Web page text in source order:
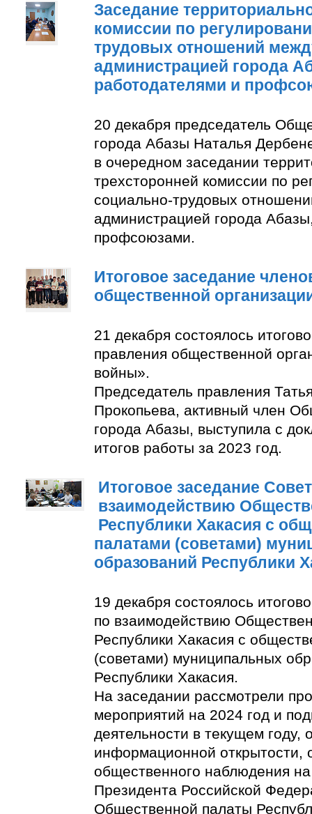
Заседание
комиссии по
трудовых отношений
администрацией города
работодателями и
20 декабря председатель
города Абазы Наталья
в очередном заседании
трехсторонней комиссии по
социально-трудовых
администрацией города
профсоюзами.
Итоговое заседание
общественной
21 декабря состоялось
правления общественной
войны».
Председатель правления
Прокопьева, активный член
города Абазы, выступила с
итогов работы за 2023 год.
Итоговое заседание
взаимодействию
Республики Хакасия с
палатами (советами)
образований Республики
19 декабря состоялось
по взаимодействию
Республики Хакасия с
(советами) муниципальных
Республики Хакасия.
На заседании рассмотрели
мероприятий на 2024 год и
деятельности в текущем году,
информационной открытости,
общественного наблюдения
Президента Российской
Общественной палаты